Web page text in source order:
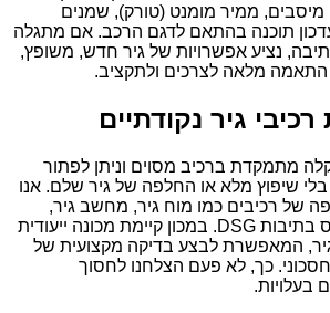
מיסבים, ממיר מומנט (טורק), שמנים
תוכנה בהתאם לדגם הרכב. אם מתגלה
נציע אפשרויות של גיר חדש, משופץ,
התאמה מלאה לצרכים ולתקציב.
גיר נקודתיים
מתמקדת ברכיב מסוים וניתן לפתור
שיפוץ מלא או החלפה של גיר שלם. אנו
של רכיבים כמו מוח גיר, מחשב גיר,
סולנואידים ומכטרוניקס בתיבות DSG. במכון קיימת מכונה ייעודית
המאפשרת לבצע בדיקה מקצועית של
חסכוני. כך, לא פעם הצלחנו לחסוך
בעלויות.